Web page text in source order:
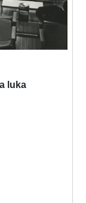
luka